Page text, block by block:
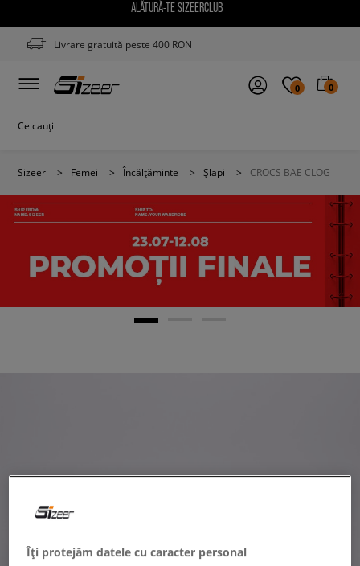
ALĂTURĂ-TE SIZEERCLUB
Livrare gratuită peste 400 RON
0 0
Sizeer > Femei > Încălțăminte > Șlapi > CROCS BAE CLOG
Îți protejăm datele cu caracter personal